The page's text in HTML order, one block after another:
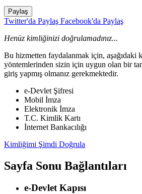
Paylaş
Twitter'da Paylaş Facebook'da Paylaş
Henüz kimliğinizi doğrulamadınız...
Bu hizmetten faydalanmak için, aşağıdaki
yöntemlerinden sizin için uygun olan bir
giriş yapmış olmanız gerekmektedir.
e-Devlet Şifresi
Mobil İmza
Elektronik İmza
T.C. Kimlik Kartı
İnternet Bankacılığı
Kimliğimi Şimdi Doğrula
Sayfa Sonu Bağlantıları
e-Devlet Kapısı